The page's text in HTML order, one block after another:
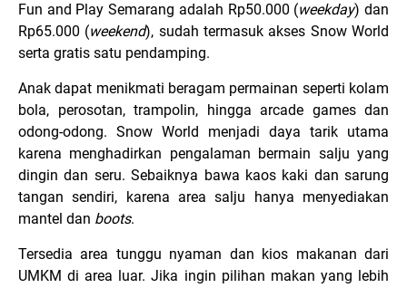
Fun and Play Semarang adalah Rp50.000 (weekday) dan
Rp65.000 (weekend), sudah termasuk akses Snow World
serta gratis satu pendamping.
Anak dapat menikmati beragam permainan seperti kolam
bola, perosotan, trampolin, hingga arcade games dan
odong-odong. Snow World menjadi daya tarik utama
karena menghadirkan pengalaman bermain salju yang
dingin dan seru. Sebaiknya bawa kaos kaki dan sarung
tangan sendiri, karena area salju hanya menyediakan
mantel dan boots.
Tersedia area tunggu nyaman dan kios makanan dari
UMKM di area luar. Jika ingin pilihan makan yang lebih